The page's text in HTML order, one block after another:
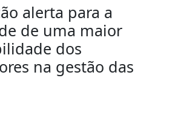
alerta para a
de uma maior
dos
na gestão das